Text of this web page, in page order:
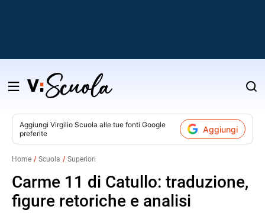
Salta
contenuto
Aggiungi Virgilio Scuola alle tue fonti Google
preferite
Aggiungi
Home Scuola Superiori
Carme 11 di Catullo: traduzione,
figure retoriche e analisi